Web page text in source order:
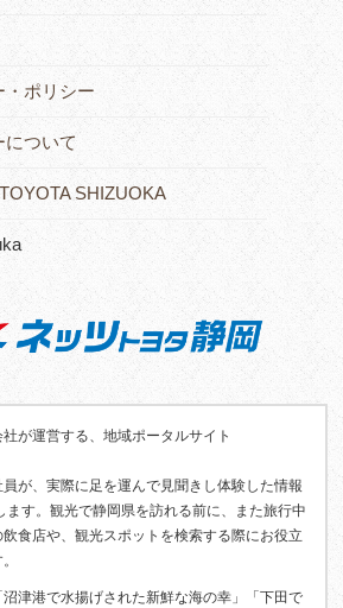
・ポリシー
について
SHIZUOKA
が運営する、地域ポータルサイト
が、実際に足を運んで見聞きし体験した情報
ます。観光で静岡県を訪れる前に、また旅行中
食店や、観光スポットを検索する際にお役立
津港で水揚げされた新鮮な海の幸」「下田で